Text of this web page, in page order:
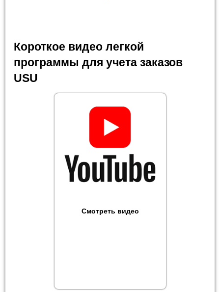
Короткое видео легкой
программы для учета заказов
USU
Смотреть видео